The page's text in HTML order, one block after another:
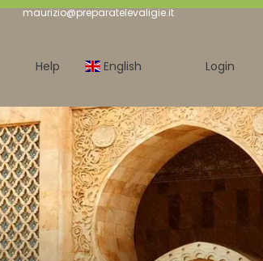
maurizio@preparatelevaligie.it
Help English Login